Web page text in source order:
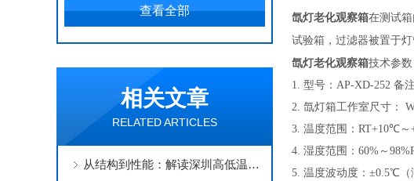
查看全部
相关文章
RELATED ARTICLES
从结构到性能：解读深圳高低温交变湿热试验箱
氙灯老化观察箱在测试箱
试验箱， 过滤器被置于灯
氙灯老化观察箱技术参数
1. 型号：AP-XD-252 备
2. 氙灯箱工作室尺寸：
3. 温度范围：RT+10℃
4. 湿度范围：60%～
5. 温度波动度：±0.5℃（